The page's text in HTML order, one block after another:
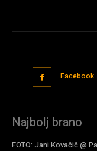
Facebook
Najbolj brano
FOTO: Jani Kovačič @